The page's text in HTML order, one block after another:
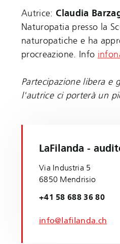
Autrice:Claudia
Naturopatia presso la
naturopatiche e ha
procreazione. Info
Partecipazione libera e
l'autrice ci porterà un
LaFilanda -
Via Industria 5
6850 Mendrisio
+41 58 688 36 80
info@lafilanda.ch